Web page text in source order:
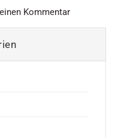
Kommentar